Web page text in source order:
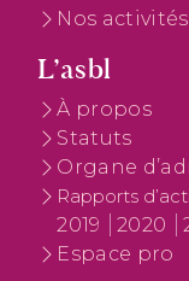
Nos
L’asbl
À propos
Statuts
Organe
Rapports
2019
2020
Espace pro